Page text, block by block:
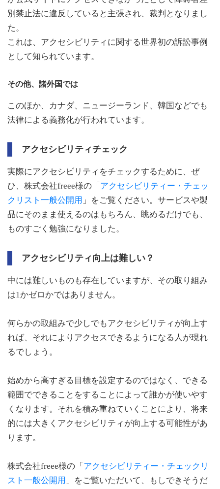
別禁止法に違反していると主張され、裁判となりまし
た。
これは、アクセシビリティに関する世界初の訴訟事例
として知られています。
その他、諸外国では
このほか、カナダ、ニュージーランド、韓国などでも
法律による義務化が行われています。
アクセシビリティチェック
実際にアクセシビリティをチェックするために、ぜ
ひ、株式会社freee様の「 アクセシビリティー・チェッ
クリスト一般公開用 」をご覧ください。サービスや製
品にそのまま使えるのはもちろん、眺めるだけでも、
ものすごく勉強になりました。
アクセシビリティ向上は難しい？
中には難しいものも存在していますが、その取り組み
は1かゼロかではありません。
何らかの取組みで少しでもアクセシビリティが向上す
れば、それによりアクセスできるようになる人が現れ
るでしょう。
始めから高すぎる目標を設定するのではなく、できる
範囲でできることをすることによって誰かが使いやす
くなります。それを積み重ねていくことにより、将来
的には大きくアクセシビリティが向上する可能性があ
ります。
株式会社freee様の「 アクセシビリティー・チェックリ
スト一般公開用 」をご覧いただいて、もしできそうだ